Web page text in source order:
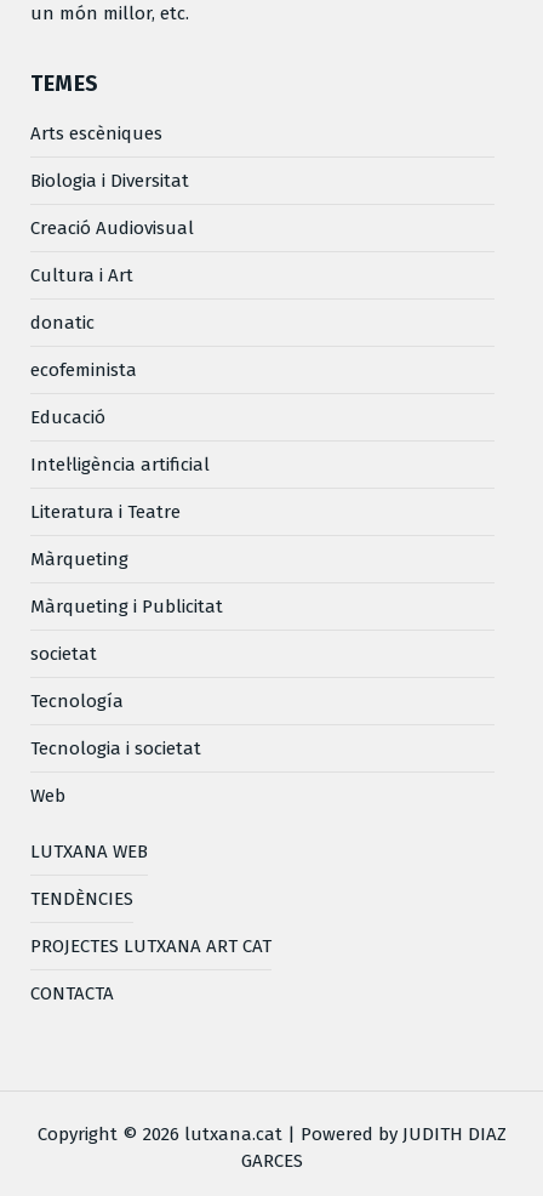
un món millor, etc.
TEMES
Arts escèniques
Biologia i Diversitat
Creació Audiovisual
Cultura i Art
donatic
ecofeminista
Educació
Intel·ligència artificial
Literatura i Teatre
Màrqueting
Màrqueting i Publicitat
societat
Tecnología
Tecnologia i societat
Web
LUTXANA WEB
TENDÈNCIES
PROJECTES LUTXANA ART CAT
CONTACTA
Copyright © 2026 lutxana.cat | Powered by JUDITH DIAZ
GARCES